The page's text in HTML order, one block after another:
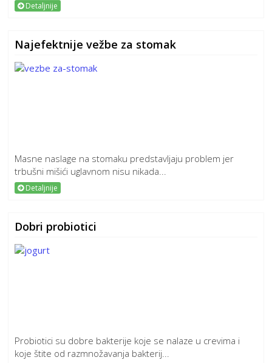
Detaljnije
Najefektnije vežbe za stomak
Masne naslage na stomaku predstavljaju problem jer
trbušni mišići uglavnom nisu nikada...
Detaljnije
Dobri probiotici
Probiotici su dobre bakterije koje se nalaze u crevima i
koje štite od razmnožavanja bakterij...